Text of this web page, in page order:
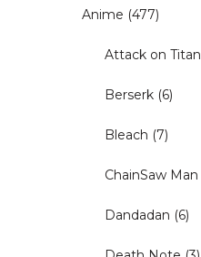
Anime (477)
Attack on Titan
Berserk (6)
Bleach (7)
ChainSaw Man
Dandadan (6)